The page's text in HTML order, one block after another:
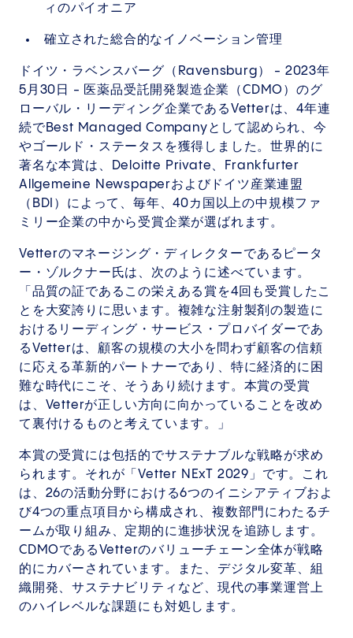
ィのパイオニア
確立された総合的なイノベーション管理
ドイツ・ラベンスバーグ（Ravensburg） - 2023年
5月30日 - 医薬品受託開発製造企業（CDMO）のグ
ローバル・リーディング企業であるVetterは、4年連
続でBest Managed Companyとして認められ、今
やゴールド・ステータスを獲得しました。世界的に
著名な本賞は、Deloitte Private、Frankfurter
Allgemeine Newspaperおよびドイツ産業連盟
（BDI）によって、毎年、40カ国以上の中規模ファ
ミリー企業の中から受賞企業が選ばれます。
Vetterのマネージング・ディレクターであるピータ
ー・ゾルクナー氏は、次のように述べています。
「品質の証であるこの栄えある賞を4回も受賞したこ
とを大変誇りに思います。複雑な注射製剤の製造に
おけるリーディング・サービス・プロバイダーであ
るVetterは、顧客の規模の大小を問わず顧客の信頼
に応える革新的パートナーであり、特に経済的に困
難な時代にこそ、そうあり続けます。本賞の受賞
は、Vetterが正しい方向に向かっていることを改め
て裏付けるものと考えています。」
本賞の受賞には包括的でサステナブルな戦略が求め
られます。それが「Vetter NExT 2029」です。これ
は、26の活動分野における6つのイニシアティブおよ
び4つの重点項目から構成され、複数部門にわたるチ
ームが取り組み、定期的に進捗状況を追跡します。
CDMOであるVetterのバリューチェーン全体が戦略
的にカバーされています。また、デジタル変革、組
織開発、サステナビリティなど、現代の事業運営上
のハイレベルな課題にも対処します。